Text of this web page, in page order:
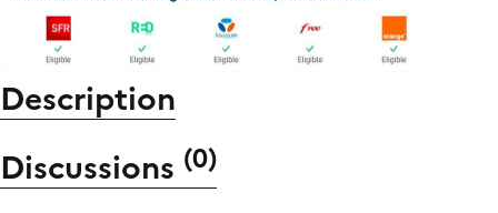
Description
Discussions (0)